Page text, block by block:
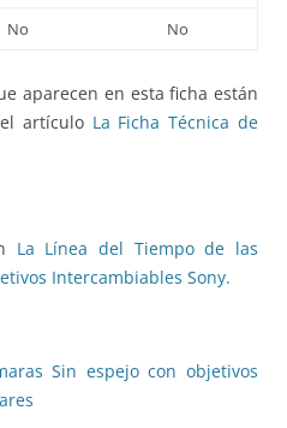
No No
aparecen en esta ficha están
artículo La Ficha Técnica de
La Línea del Tiempo de las
Intercambiables Sony.
Sin espejo con objetivos